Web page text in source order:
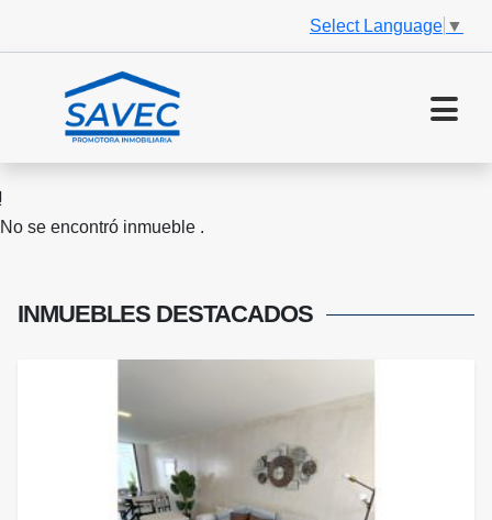
Select Language ▼
No se encontró inmueble .
INMUEBLES DESTACADOS